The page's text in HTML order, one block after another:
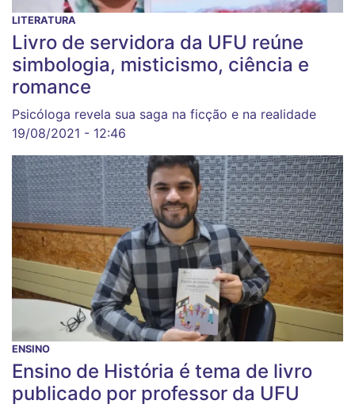
LITERATURA
Livro de servidora da UFU reúne
simbologia, misticismo, ciência e
romance
Psicóloga revela sua saga na ficção e na realidade
19/08/2021 - 12:46
ENSINO
Ensino de História é tema de livro
publicado por professor da UFU